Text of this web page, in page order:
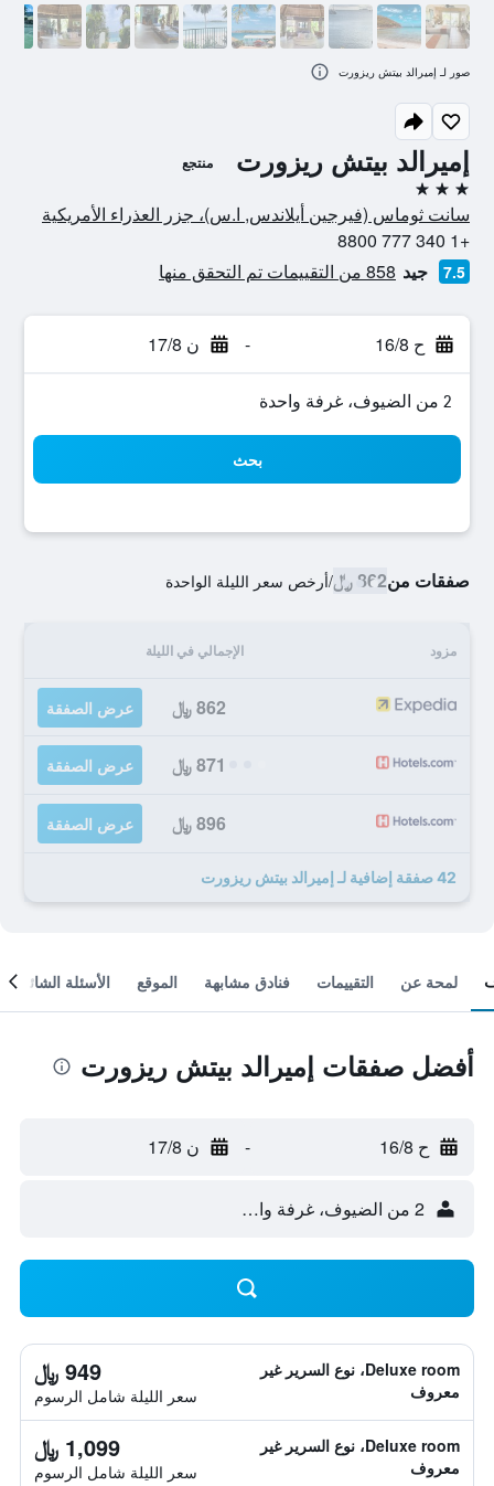
إميرالد بيتش ريزورت منتجع
3 نجوم
سانت ثوماس (فيرجين أيلاندس, ا.س)، جزر العذراء الأمريكية
+1 340 777 8800
7.5 جيد 858 من التقييمات تم التحقق منها
ح 16/8 - ن 17/8
2 من الضيوف، غرفة واحدة
بحث
صفقات من862 ﷼ /أرخص سعر الليلة الواحدة
مزود الإجمالي في الليلة
862 ﷼ عرض الصفقة
871 ﷼ عرض الصفقة
896 ﷼ عرض الصفقة
42 صفقة إضافية لـ إميرالد بيتش ريزورت
صور لـ إميرالد بيتش ريزورت
لمحة عن التقييمات فنادق مشابهة الموقع الأسئلة الشائعة
أفضل صفقات إميرالد بيتش ريزورت
ح 16/8 - ن 17/8
2 من الضيوف، غرفة واحدة
Deluxe room، نوع السرير غير
معروف
949 ﷼
سعر الليلة شامل الرسوم
Deluxe room، نوع السرير غير
معروف
1,099 ﷼
سعر الليلة شامل الرسوم